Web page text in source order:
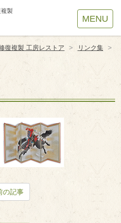
製
MENU
復複製 工房レストア > リンク集 >
の記事